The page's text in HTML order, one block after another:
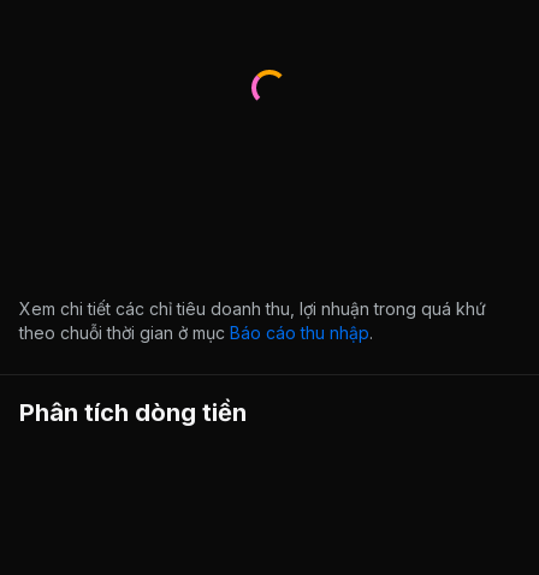
Xem chi tiết các chỉ tiêu doanh thu, lợi nhuận trong quá khứ
theo chuỗi thời gian ở mục Báo cáo thu nhập.
Phân tích dòng tiền